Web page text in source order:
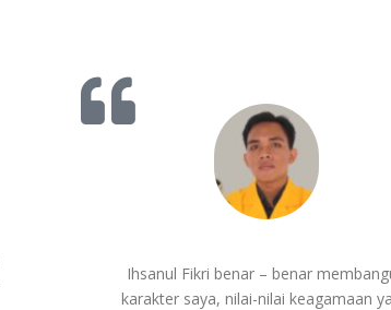
Ihsanul Fikri benar – benar
karakter saya, nilai-nilai keagamaan